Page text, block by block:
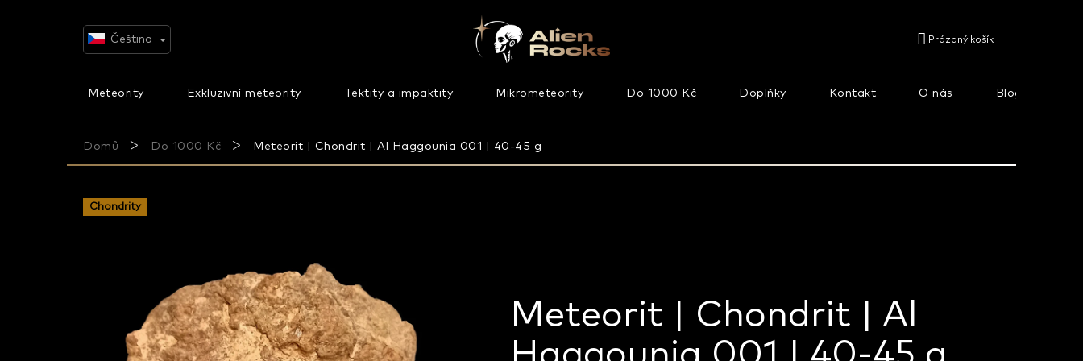
Čeština
NÁKUPNÍ
Prázdný košík
Meteority Exkluzivní meteority Tektity a impaktity Mikrometeority Do 1000 Kč Doplňky Kontakt O nás Blog
Domů Do 1000 Kč Meteorit | Chondrit | Al Haggounia 001 | 40-45 g
Chondrity
Meteorit | Chondrit | Al